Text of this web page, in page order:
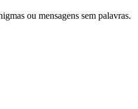
ou mensagens sem palavras.